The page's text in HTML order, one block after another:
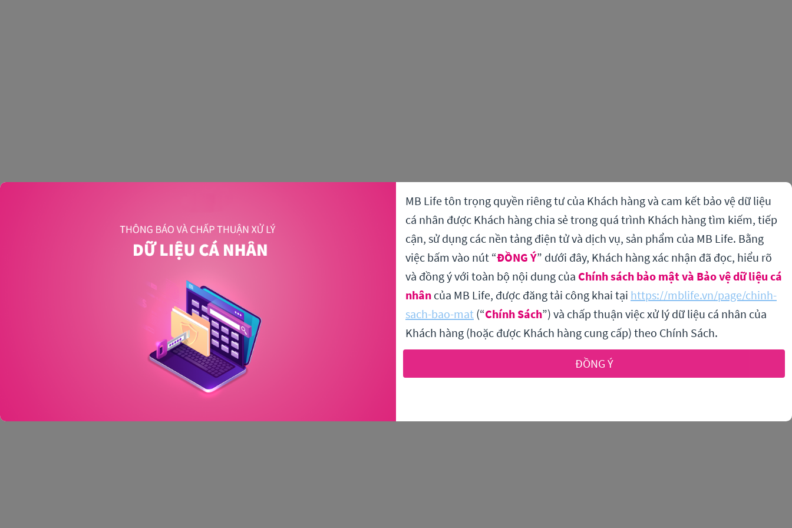
An unexpected error has occurred.
MB Life tôn trọng quyền riêng tư của Khách hàng và cam kết bảo vệ dữ liệu
cá nhân được Khách hàng chia sẻ trong quá trình Khách hàng tìm kiếm, tiếp
cận, sử dụng các nền tảng điện tử và dịch vụ, sản phẩm của MB Life. Bằng
việc bấm vào nút “ĐỒNG Ý” dưới đây, Khách hàng xác nhận đã đọc, hiểu rõ
và đồng ý với toàn bộ nội dung của Chính sách bảo mật và Bảo vệ dữ liệu cá
nhân của MB Life, được đăng tải công khai tại https://mblife.vn/page/chinh-
sach-bao-mat (“Chính Sách”) và chấp thuận việc xử lý dữ liệu cá nhân của
Khách hàng (hoặc được Khách hàng cung cấp) theo Chính Sách.
ĐỒNG Ý